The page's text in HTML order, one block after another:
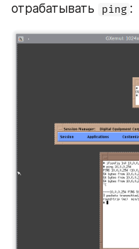
отрабатывать
ping :